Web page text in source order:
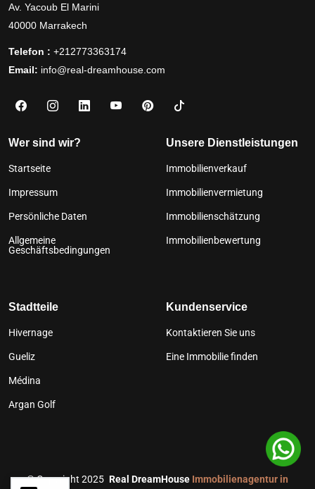
Av. Yacoub El Marini
40000 Marrakech
Telefon : +212773363174
Email: info@real-dreamhouse.com
Wer sind wir?
Startseite
Impressum
Persönliche Daten
Allgemeine
Geschäftsbedingungen
Unsere Dienstleistungen
Immobilienverkauf
Immobilienvermietung
Immobilienschätzung
Immobilienbewertung
Stadtteile
Hivernage
Gueliz
Médina
Argan Golf
Kundenservice
Kontaktieren Sie uns
Eine Immobilie finden
©Copyright 2025 Real DreamHouse Immobilienagentur in